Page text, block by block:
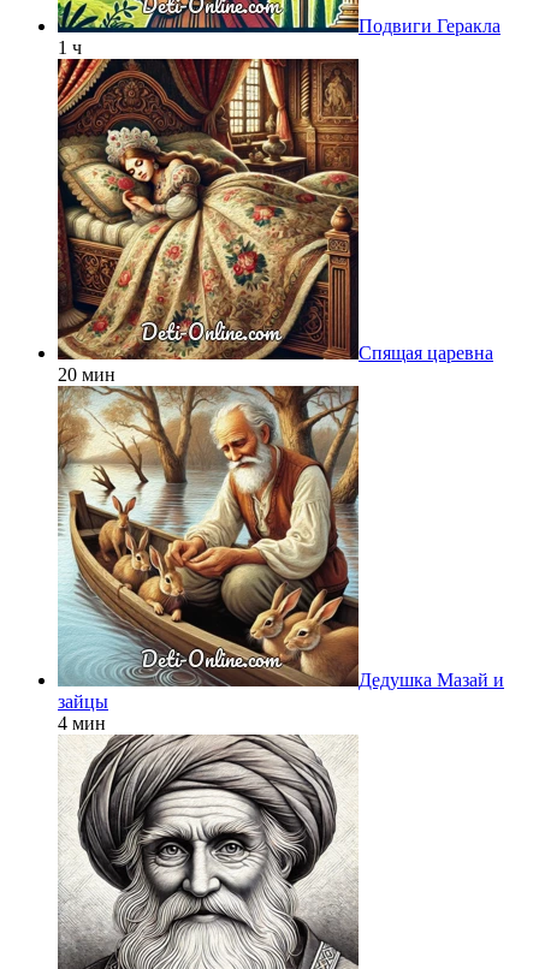
Подвиги Геракла
1 ч
Спящая царевна
20 мин
Дедушка Мазай и
зайцы
4 мин